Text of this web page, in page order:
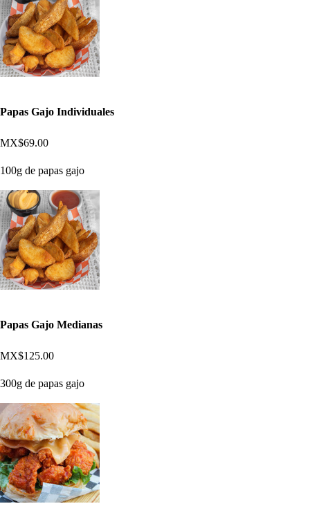
Papas Gajo Individuales
MX$69.00
100g de papas gajo
Papas Gajo Medianas
MX$125.00
300g de papas gajo